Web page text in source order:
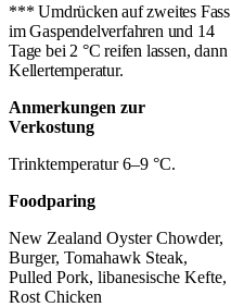
*** Umdrücken auf zweites Fass
im Gaspendelverfahren und 14
Tage bei 2 °C reifen lassen, dann
Kellertemperatur.
Anmerkungen zur
Verkostung
Trinktemperatur 6–9 °C.
Foodparing
New Zealand Oyster Chowder,
Burger, Tomahawk Steak,
Pulled Pork, libanesische Kefte,
Rost Chicken